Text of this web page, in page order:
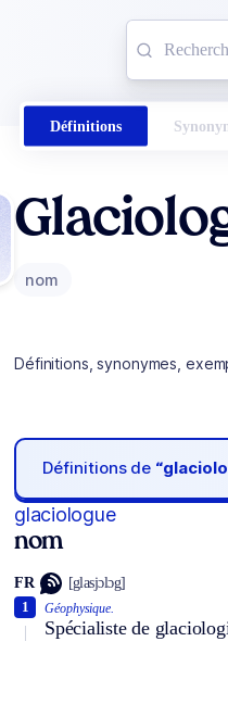
Définitions
nom
Définitions, synonymes,
Définitions de
glaciologue
nom
FR [glasjɔlɔg]
Géophysique.
Spécialiste de
1